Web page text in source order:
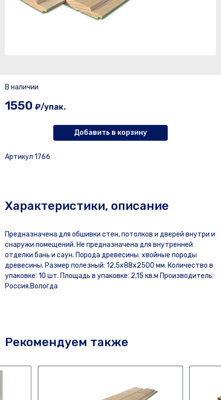
В наличии
1550 ₽/упак.
Добавить в корзину
Артикул 1766
Характеристики, описание
Предназначена для обшивки стен, потолков и дверей внутри и
снаружи помещений. Не предназначена для внутренней
отделки бань и саун. Порода древесины: хвойные породы
древесины. Размер полезный: 12,5х88х2500 мм. Количество в
упаковке: 10 шт. Площадь в упаковке: 2,15 кв.м Производитель:
Россия.Вологда
Рекомендуем также